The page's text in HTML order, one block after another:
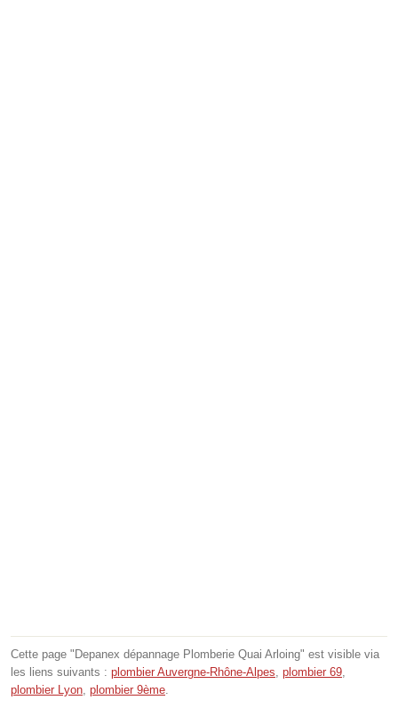
Cette page "Depanex dépannage Plomberie Quai Arloing" est visible via
les liens suivants : plombier Auvergne-Rhône-Alpes, plombier 69,
plombier Lyon, plombier 9ème.